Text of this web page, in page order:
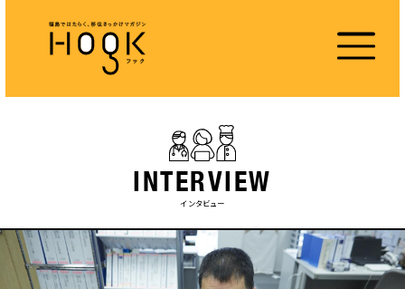
INTERVIEW
インタビュー